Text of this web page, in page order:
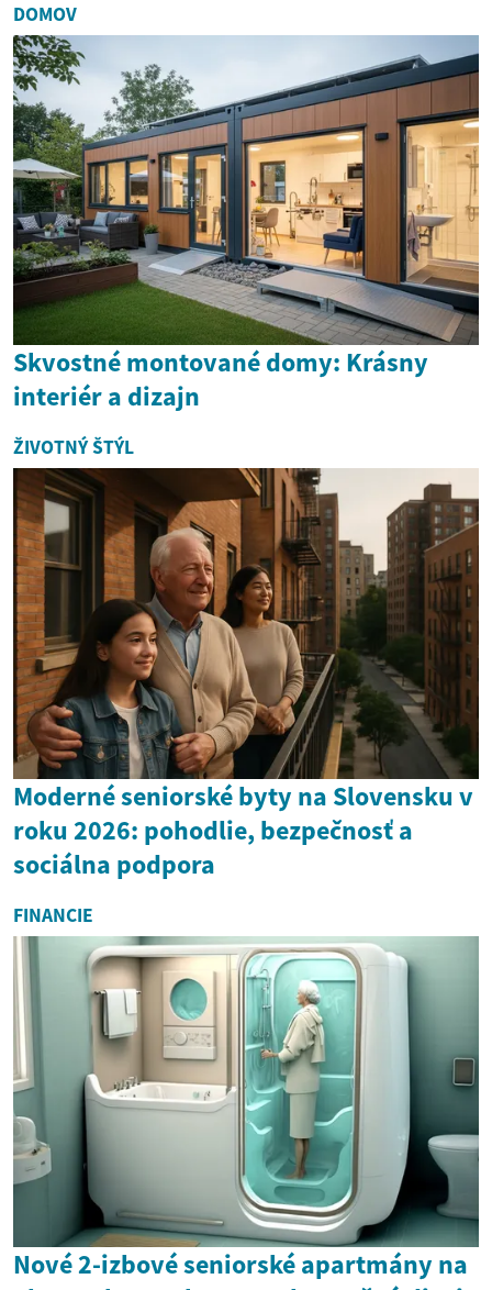
DOMOV
Skvostné montované domy: Krásny
interiér a dizajn
ŽIVOTNÝ ŠTÝL
Moderné seniorské byty na Slovensku v
roku 2026: pohodlie, bezpečnosť a
sociálna podpora
FINANCIE
Nové 2-izbové seniorské apartmány na